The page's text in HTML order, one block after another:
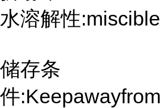
水溶解性:miscible
储存条
件